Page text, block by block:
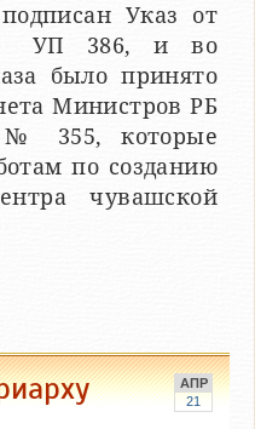
Указ от
УП 386, и во
было принято
Министров РБ
№ 355, которые
по созданию
чувашской
АПР
21